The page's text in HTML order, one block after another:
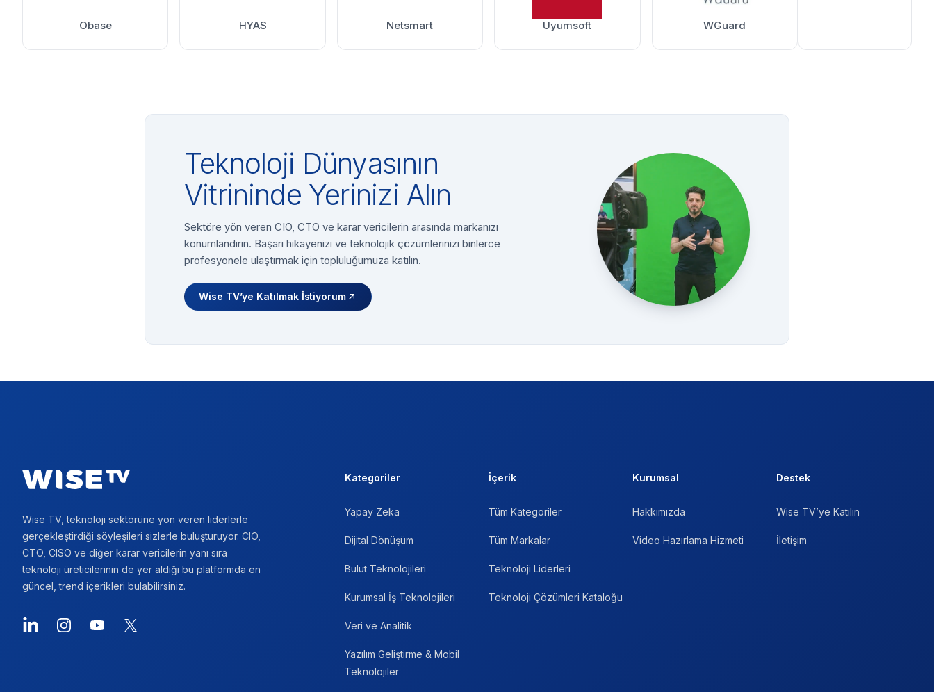
Obase HYAS Netsmart Uyumsoft WGuard
Teknoloji Dünyasının
Vitrininde Yerinizi Alın
Sektöre yön veren CIO, CTO ve karar vericilerin arasında markanızı
konumlandırın. Başarı hikayenizi ve teknolojik çözümlerinizi binlerce
profesyonele ulaştırmak için topluluğumuza katılın.
Wise TV’ye Katılmak İstiyorum
Wise TV, teknoloji sektörüne yön veren liderlerle
gerçekleştirdiği söyleşileri sizlerle buluşturuyor. CIO,
CTO, CISO ve diğer karar vericilerin yanı sıra
teknoloji üreticilerinin de yer aldığı bu platformda en
güncel, trend içerikleri bulabilirsiniz.
LinkedInInstagramYouTube
X
Kategoriler
Yapay Zeka
Dijital Dönüşüm
Bulut Teknolojileri
Kurumsal İş Teknolojileri
Veri ve Analitik
Yazılım Geliştirme & Mobil
Teknolojiler
İçerik
Tüm Kategoriler
Tüm Markalar
Teknoloji Liderleri
Teknoloji Çözümleri Kataloğu
Kurumsal
Hakkımızda
Video Hazırlama Hizmeti
Destek
Wise TV’ye Katılın
İletişim